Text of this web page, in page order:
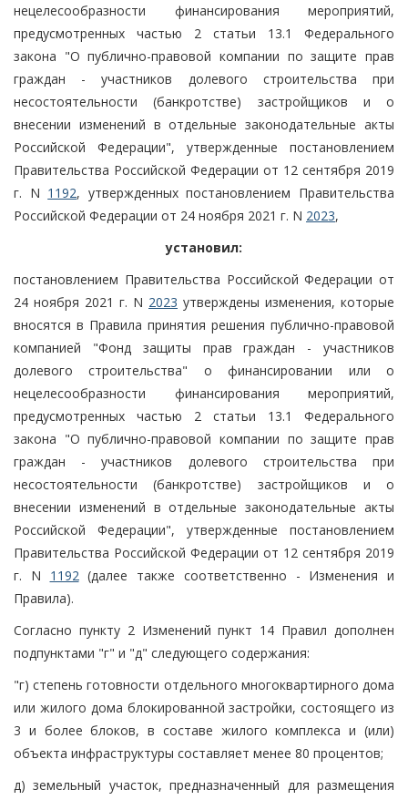
нецелесообразности финансирования мероприятий,
предусмотренных частью 2 статьи 13.1 Федерального
закона "О публично-правовой компании по защите прав
граждан - участников долевого строительства при
несостоятельности (банкротстве) застройщиков и о
внесении изменений в отдельные законодательные акты
Российской Федерации", утвержденные постановлением
Правительства Российской Федерации от 12 сентября 2019
г. N 1192, утвержденных постановлением Правительства
Российской Федерации от 24 ноября 2021 г. N 2023,
установил:
постановлением Правительства Российской Федерации от
24 ноября 2021 г. N 2023 утверждены изменения, которые
вносятся в Правила принятия решения публично-правовой
компанией "Фонд защиты прав граждан - участников
долевого строительства" о финансировании или о
нецелесообразности финансирования мероприятий,
предусмотренных частью 2 статьи 13.1 Федерального
закона "О публично-правовой компании по защите прав
граждан - участников долевого строительства при
несостоятельности (банкротстве) застройщиков и о
внесении изменений в отдельные законодательные акты
Российской Федерации", утвержденные постановлением
Правительства Российской Федерации от 12 сентября 2019
г. N 1192 (далее также соответственно - Изменения и
Правила).
Согласно пункту 2 Изменений пункт 14 Правил дополнен
подпунктами "г" и "д" следующего содержания:
"г) степень готовности отдельного многоквартирного дома
или жилого дома блокированной застройки, состоящего из
3 и более блоков, в составе жилого комплекса и (или)
объекта инфраструктуры составляет менее 80 процентов;
д) земельный участок, предназначенный для размещения